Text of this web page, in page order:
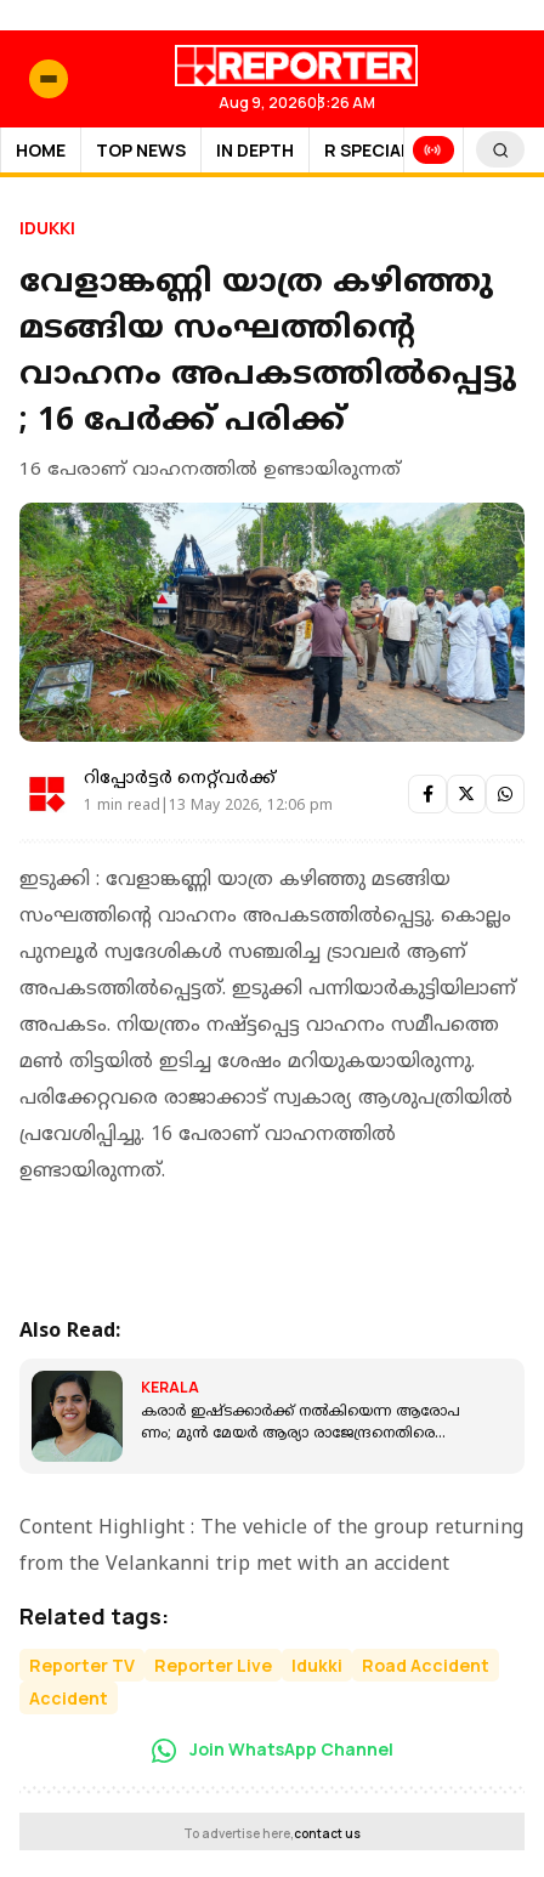
Aug 9, 202603:26 AM
HOME TOP NEWS IN DEPTH R SPECIAL SPORTS
IDUKKI
വേളാങ്കണ്ണി യാത്ര കഴിഞ്ഞു
മടങ്ങിയ സംഘത്തിൻ്റെ
വാഹനം അപകടത്തിൽപ്പെട്ടു
; 16 പേ‍ർക്ക് പരിക്ക്
16 പേരാണ് വാഹനത്തിൽ ഉണ്ടായിരുന്നത്
റിപ്പോർട്ടർ നെറ്റ്‌വര്‍ക്ക്‌
1 min read|13 May 2026, 12:06 pm
ഇടുക്കി : വേളാങ്കണ്ണി യാത്ര കഴിഞ്ഞു മടങ്ങിയ
സംഘത്തിൻ്റെ വാഹനം അപകടത്തിൽപ്പെട്ടു. കൊല്ലം
പുനലൂർ സ്വദേശികൾ സഞ്ചരിച്ച ട്രാവലർ ആണ്
അപകടത്തിൽപ്പെട്ടത്. ഇടുക്കി പന്നിയാർകുട്ടിയിലാണ്
അപകടം. നിയന്ത്രം നഷ്ട്ടപ്പെട്ട വാഹനം സമീപത്തെ
മൺ തിട്ടയിൽ ഇടിച്ച ശേഷം മറിയുകയായിരുന്നു.
പരിക്കേറ്റവരെ രാജാക്കാട് സ്വകാര്യ ആശുപത്രിയിൽ
പ്രവേശിപ്പിച്ചു. 16 പേരാണ് വാഹനത്തിൽ
ഉണ്ടായിരുന്നത്.
Also Read:
KERALA
ക​രാ​ർ ഇ​ഷ്ട​ക്കാ​ർ​ക്ക് ന​ൽ​കി​യെ​ന്ന ആ​രോ​പ​
ണം; മു​ൻ മേ​യ‍ർ ആ​ര്യാ രാ​ജേ​ന്ദ്ര​നെതിരെ
Content Highlight : The vehicle of the group returning
from the Velankanni trip met with an accident
Related tags:
Reporter TV Reporter Live Idukki
Road Accident
Accident
Join WhatsApp Channel
To advertise here,contact us